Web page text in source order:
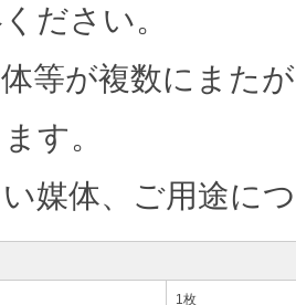
ださい。
等が複数にまた
す。
媒体、ご用途に
1枚